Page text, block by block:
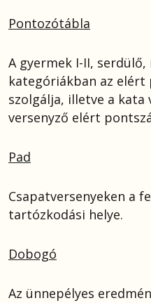
Pontozótábla
A gyermek I-II,
kategóriákban az
szolgálja, illetve a kata
versenyző elért
Pad
Csapatversenyeken a
tartózkodási helye.
Dobogó
Az ünnepélyes